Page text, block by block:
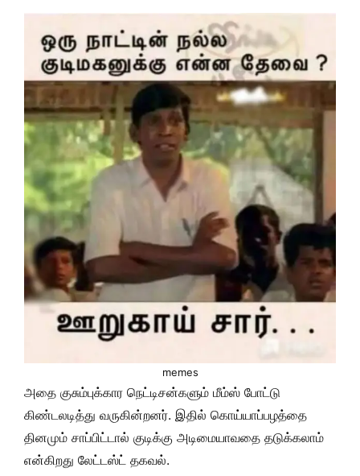
memes
அதை குசும்புக்கார நெட்டிசன்களும் மீம்ஸ் போட்டு
கிண்டலடித்து வருகின்றனர். இதில் கொய்யாப்பழத்தை
தினமும் சாப்பிட்டால் குடிக்கு அடிமையாவதை தடுக்கலாம்
என்கிறது லேட்டஸ்ட் தகவல்.